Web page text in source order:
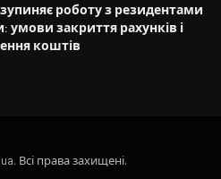
роботу з резидентами
умови закриття рахунків і
коштів
Всі права захищені.